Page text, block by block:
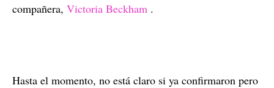
compañera, Victoria Beckham .
Hasta el momento, no está claro si ya confirmaron pero